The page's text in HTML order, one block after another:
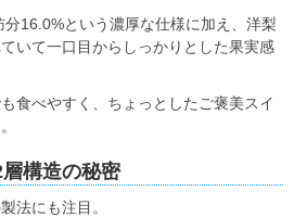
16.0%という濃厚な仕様に加え、洋梨
いて一口目からしっかりとした果実感
食べやすく、ちょっとしたご褒美スイ
構造の秘密
法にも注目。